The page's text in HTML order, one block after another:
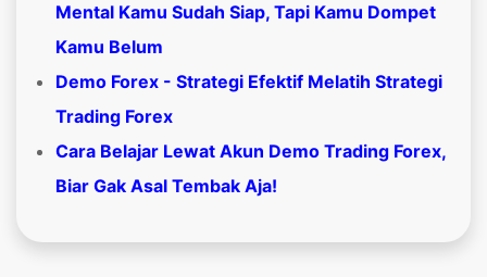
Mental Kamu Sudah Siap, Tapi Kamu Dompet
Kamu Belum
Demo Forex - Strategi Efektif Melatih Strategi
Trading Forex
Cara Belajar Lewat Akun Demo Trading Forex,
Biar Gak Asal Tembak Aja!